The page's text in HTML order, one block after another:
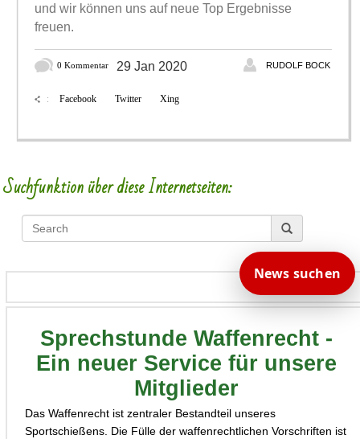
News suchen
und wir können uns auf neue Top Ergebnisse
freuen.
29 Jan 2020
0 Kommentar RUDOLF BOCK
: Facebook Twitter Xing
Suchfunktion über diese Internetseiten:
Sprechstunde Waffenrecht -
Ein neuer Service für unsere
Mitglieder
Das Waffenrecht ist zentraler Bestandteil unseres
Sportschießens. Die Fülle der waffenrechtlichen Vorschriften ist